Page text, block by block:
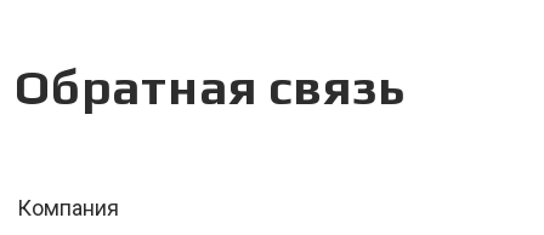
Обратная связь